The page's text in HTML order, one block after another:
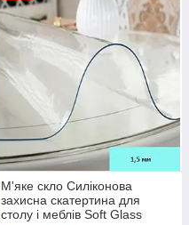
М'яке скло Силіконова
захисна скатертина для
столу і меблів Soft Glass